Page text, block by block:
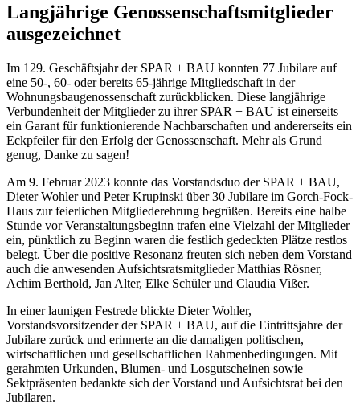
Langjährige Genossenschaftsmitglieder
ausgezeichnet
Im 129. Geschäftsjahr der SPAR + BAU konnten 77 Jubilare auf
eine 50-, 60- oder bereits 65-jährige Mitgliedschaft in der
Wohnungsbaugenossenschaft zurückblicken. Diese langjährige
Verbundenheit der Mitglieder zu ihrer SPAR + BAU ist einerseits
ein Garant für funktionierende Nachbarschaften und andererseits ein
Eckpfeiler für den Erfolg der Genossenschaft. Mehr als Grund
genug, Danke zu sagen!
Am 9. Februar 2023 konnte das Vorstandsduo der SPAR + BAU,
Dieter Wohler und Peter Krupinski über 30 Jubilare im Gorch-Fock-
Haus zur feierlichen Mitgliederehrung begrüßen. Bereits eine halbe
Stunde vor Veranstaltungsbeginn trafen eine Vielzahl der Mitglieder
ein, pünktlich zu Beginn waren die festlich gedeckten Plätze restlos
belegt. Über die positive Resonanz freuten sich neben dem Vorstand
auch die anwesenden Aufsichtsratsmitglieder Matthias Rösner,
Achim Berthold, Jan Alter, Elke Schüler und Claudia Vißer.
In einer launigen Festrede blickte Dieter Wohler,
Vorstandsvorsitzender der SPAR + BAU, auf die Eintrittsjahre der
Jubilare zurück und erinnerte an die damaligen politischen,
wirtschaftlichen und gesellschaftlichen Rahmenbedingungen. Mit
gerahmten Urkunden, Blumen- und Losgutscheinen sowie
Sektpräsenten bedankte sich der Vorstand und Aufsichtsrat bei den
Jubilaren.